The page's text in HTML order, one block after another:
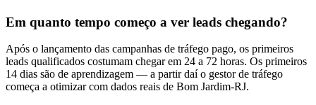
Em quanto tempo começo a ver leads chegando?
Após o lançamento das campanhas de tráfego pago, os primeiros
leads qualificados costumam chegar em 24 a 72 horas. Os primeiros
14 dias são de aprendizagem — a partir daí o gestor de tráfego
começa a otimizar com dados reais de Bom Jardim-RJ.